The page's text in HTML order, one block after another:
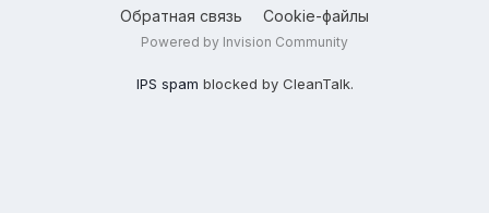
Обратная связь Cookie-файлы
Powered by Invision Community
IPS spam blocked by CleanTalk.